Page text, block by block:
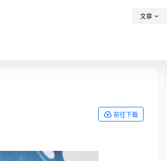
文章
前往下载